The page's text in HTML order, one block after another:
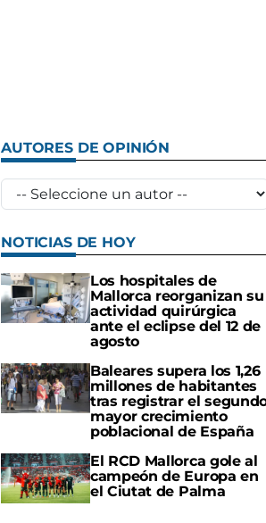
AUTORES DE OPINIÓN
NOTICIAS DE HOY
Los hospitales de
Mallorca reorganizan su
actividad quirúrgica
ante el eclipse del 12 de
agosto
Baleares supera los 1,26
millones de habitantes
tras registrar el
mayor crecimiento
poblacional de España
El RCD Mallorca gole al
campeón de Europa en
el Ciutat de Palma